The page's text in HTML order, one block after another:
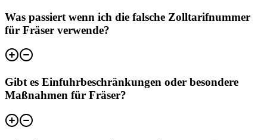
Was passiert wenn ich die falsche Zolltarifnummer
für Fräser verwende?
Gibt es Einfuhrbeschränkungen oder besondere
Maßnahmen für Fräser?